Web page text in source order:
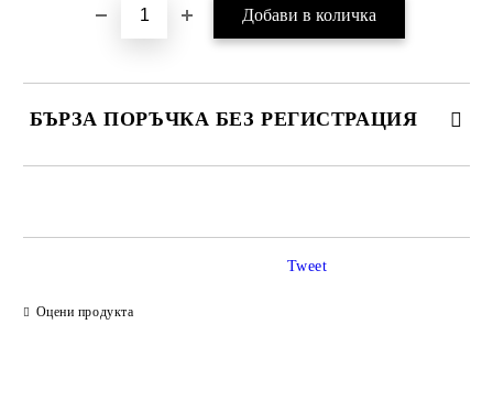
БЪРЗА ПОРЪЧКА БЕЗ РЕГИСТРАЦИЯ
Оцени продукта
Tweet